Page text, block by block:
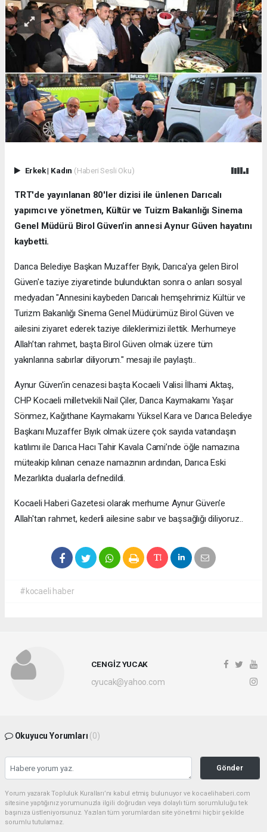
Erkek| Kadın (Haberi Sesli Oku)
TRT'de yayınlanan 80'ler dizisi ile ünlenen Darıcalı
yapımcı ve yönetmen, Kültür ve Tuizm Bakanlığı Sinema
Genel Müdürü Birol Güven’in annesi Aynur Güven hayatını
kaybetti.
Darıca Belediye Başkan Muzaffer Bıyık, Darıca'ya gelen Birol
Güven'e taziye ziyaretinde bulunduktan sonra o anları sosyal
medyadan "Annesini kaybeden Darıcalı hemşehrimiz Kültür ve
Turizm Bakanlığı Sinema Genel Müdürümüz Birol Güven ve
ailesini ziyaret ederek taziye dileklerimizi ilettik. Merhumeye
Allah’tan rahmet, başta Birol Güven olmak üzere tüm
yakınlarına sabırlar diliyorum." mesajı ile paylaştı..
Aynur Güven'in cenazesi başta Kocaeli Valisi İlhami Aktaş,
CHP Kocaeli milletvekili Nail Çiler, Darıca Kaymakamı Yaşar
Sönmez, Kağıthane Kaymakamı Yüksel Kara ve Darıca Belediye
Başkanı Muzaffer Bıyık olmak üzere çok sayıda vatandaşın
katılımı ile Darıca Hacı Tahir Kavala Cami’nde öğle namazına
müteakip kılınan cenaze namazının ardından, Darıca Eski
Mezarlıkta dualarla defnedildi.
Kocaeli Haberi Gazetesi olarak merhume Aynur Güven'e
Allah'tan rahmet, kederli ailesine sabır ve başsağlığı diliyoruz..
#kocaeli haber
CENGİZ YUCAK
cyucak@yahoo.com
Okuyucu Yorumları (0)
Gönder
Yorum yazarak Topluluk Kuralları’nı kabul etmiş bulunuyor ve kocaelihaberi.com
sitesine yaptığınız yorumunuzla ilgili doğrudan veya dolaylı tüm sorumluluğu tek
başınıza üstleniyorsunuz. Yazılan tüm yorumlardan site yönetimi hiçbir şekilde
sorumlu tutulamaz.